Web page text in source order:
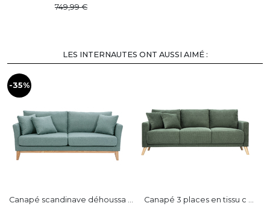
749,99
LES INTERNAUTES ONT AUSSI AIMÉ :
-35%
Canapé scandinave déhoussa ... Canapé 3 places en tissu c ...